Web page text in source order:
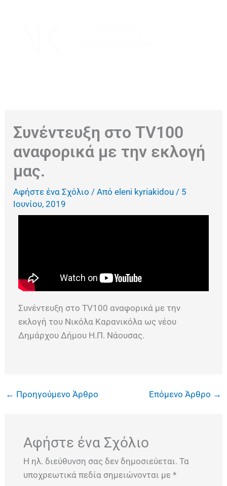
Συνέντευξη στο TV100
αναφορικά με την εκλογή
μας.
Αφήστε ένα Σχόλιο / Απόeleni kyriakidou/ 5
Ιουνίου, 2019
Συνέντευξη στο TV100 αναφορικά με την
εκλογή του Νικόλα Καρανικόλα ως νέου
Δημάρχου Δήμου Η.Π. Νάουσας.
← Προηγούμενο Άρθρο Επόμενο Άρθρο →
Αφήστε ένα Σχόλιο
Η ηλ. διεύθυνση σας δεν δημοσιεύεται. Τα
υποχρεωτικά πεδία σημειώνονται με *